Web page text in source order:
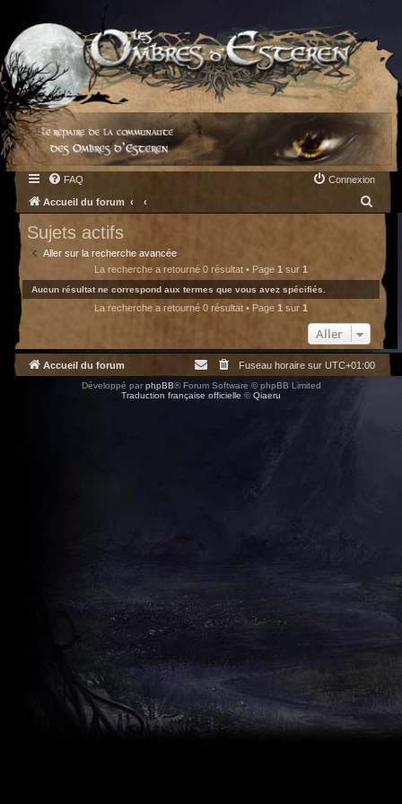
FAQ Connexion
Accueil du forum
h
Sujets actifs
Aller sur la recherche avancée
La recherche a retourné 0 résultat • Page 1 sur 1
Aucun résultat ne correspond aux termes que vous avez spécifiés.
La recherche a retourné 0 résultat • Page 1 sur 1
Aller
Accueil du forum Fuseau horaire sur UTC+01:00
Développé par phpBB® Forum Software © phpBB Limited
Traduction française officielle ©Qiaeru